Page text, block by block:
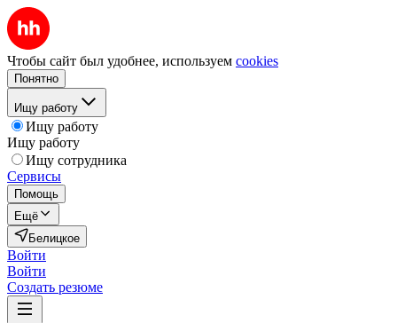
Чтобы сайт был удобнее, используем cookies
Понятно
Ищу работу
Ищу работу
Ищу работу
Ищу сотрудника
Сервисы
Помощь
Ещё
Белицкое
Войти
Войти
Создать резюме